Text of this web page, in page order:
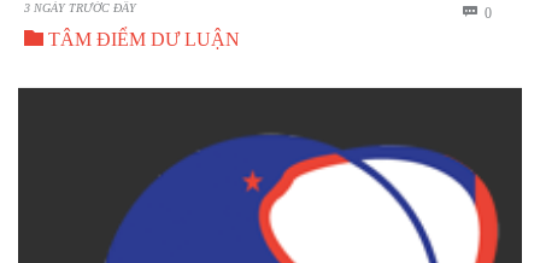
3 NGÀY TRƯỚC ĐÂY  0BÌNH
 TÂM ĐIỂM DƯ LUẬN